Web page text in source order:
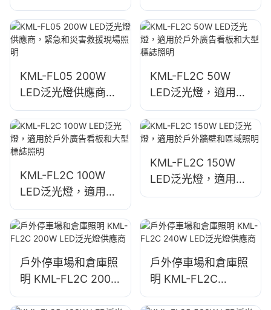
建築物外觀及施工現
場照明
停車場和倉儲區域照
明
KML-FL05 200W
LED泛光燈供應商，
緊急和災害救援現場
照明
KML-FL2C 50W
LED泛光燈，適用於
戶外廣告看板和大型
標誌照明
KML-FL2C 100W
LED泛光燈，適用於
戶外廣告看板和大型
標誌照明
KML-FL2C 150W
LED泛光燈，適用於
戶外牆壁和區域照明
戶外停車場和倉庫照
明 KML-FL2C 200W
LED泛光燈供應商
戶外停車場和倉庫照
明 KML-FL2C
240W LED泛光燈供